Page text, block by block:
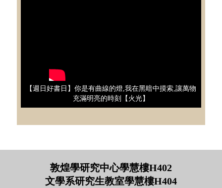
【週日好書日】你是有曲線的燈,我在黑暗中摸索,讓萬物
充滿明亮的時刻【火光】
敦煌學研究中心學慧樓H402
文學系研究生教室學慧樓H404